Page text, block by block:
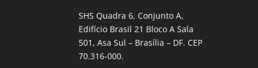
SHS Quadra 6, Conjunto A,
Edifício Brasil 21 Bloco A Sala
501, Asa Sul – Brasília – DF. CEP
70.316-000.